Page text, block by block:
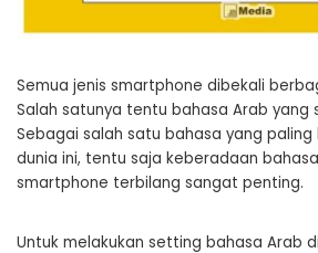
Semua jenis smartphone dibekali
Salah satunya tentu bahasa Arab yang
Sebagai salah satu bahasa yang paling
dunia ini, tentu saja keberadaan
smartphone terbilang sangat penting.
Untuk melakukan setting bahasa Arab